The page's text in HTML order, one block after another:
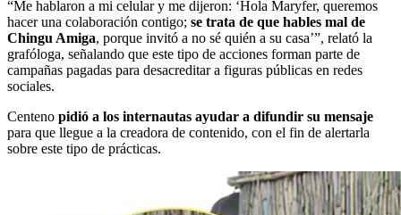
“Me hablaron a mi celular y me dijeron: ‘Hola Maryfer, queremos
hacer una colaboración contigo; se trata de que hables mal de
Chingu Amiga, porque invitó a no sé quién a su casa’”, relató la
grafóloga, señalando que este tipo de acciones forman parte de
campañas pagadas para desacreditar a figuras públicas en redes
sociales.
Centeno pidió a los internautas ayudar a difundir su mensaje
para que llegue a la creadora de contenido, con el fin de alertarla
sobre este tipo de prácticas.